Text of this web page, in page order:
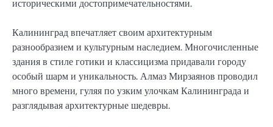
историческими достопримечательностями.
Калининград впечатляет своим архитектурным
разнообразием и культурным наследием. Многочисленные
здания в стиле готики и классицизма придавали городу
особый шарм и уникальность. Алмаз Мирзаянов проводил
много времени, гуляя по узким улочкам Калининграда и
разглядывая архитектурные шедевры.